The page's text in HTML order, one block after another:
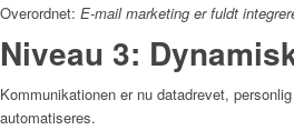
Overordnet: E-mail marketing er fuldt
Niveau 3:
Kommunikationen er nu datadrevet,
automatiseres.